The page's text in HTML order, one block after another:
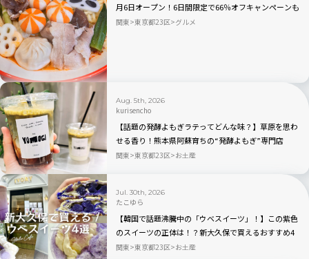
月6日オープン！6日間限定で66％オフキャンペーンも
関東 東京都23区 グルメ
Aug. 5th, 2026
kurisencho
【話題の発酵よもぎラテってどんな味？】草原を思わ
せる香り！熊本県阿蘇育ちの“発酵よもぎ”専門店
「BETWEEN by THE YOMOGI STAND」渋谷にオープ
関東 東京都23区 お土産
Jul. 30th, 2026
たこゆら
【韓国で話題沸騰中の「ウベスイーツ」！】この紫色
のスイーツの正体は！？新大久保で買えるおすすめ4
選を実食レビュー
関東 東京都23区 お土産